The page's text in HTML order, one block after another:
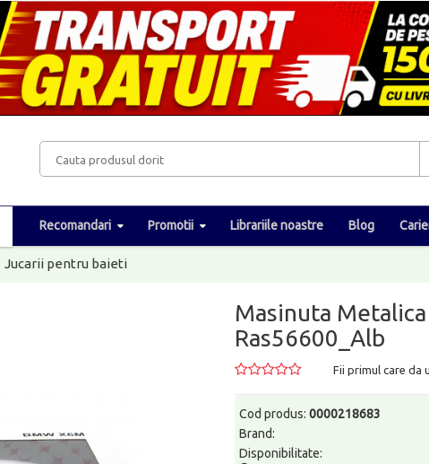
Recomandari Promotii Librariile noastre Blog
Jucarii pentru baieti
Masinuta Metalica
Ras56600_Alb
Fii primul care da
Cod produs:0000218683
Brand:
Disponibilitate: